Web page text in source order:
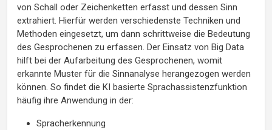
von Schall oder Zeichenketten erfasst und dessen Sinn
extrahiert. Hierfür werden verschiedenste Techniken und
Methoden eingesetzt, um dann schrittweise die Bedeutung
des Gesprochenen zu erfassen. Der Einsatz von Big Data
hilft bei der Aufarbeitung des Gesprochenen, womit
erkannte Muster für die Sinnanalyse herangezogen werden
können. So findet die KI basierte Sprachassistenzfunktion
häufig ihre Anwendung in der:
Spracherkennung